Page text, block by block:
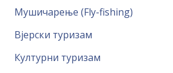
Мушичарење (Fly-fishing)
Вјерски туризам
Културни туризам